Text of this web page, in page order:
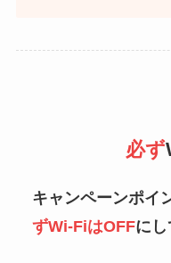
必ず
キャンペーンポイ
ずWi-FiはOFFにし